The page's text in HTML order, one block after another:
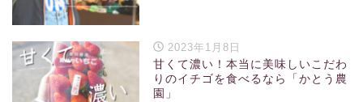
2023年1月8日
甘くて濃い！本当に美味しいこだわ
りのイチゴを食べるなら「かとう農
園」